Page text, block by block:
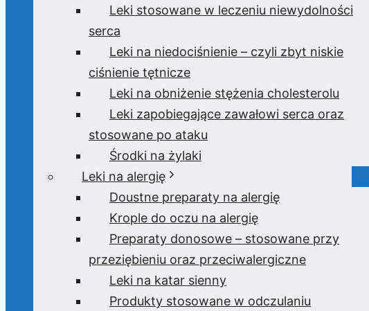
Leki stosowane w leczeniu niewydolności
serca
Leki na niedociśnienie – czyli zbyt niskie
ciśnienie tętnicze
Leki na obniżenie stężenia cholesterolu
Leki zapobiegające zawałowi serca oraz
stosowane po ataku
Środki na żylaki
Leki na alergię
Doustne preparaty na alergię
Krople do oczu na alergię
Preparaty donosowe – stosowane przy
przeziębieniu oraz przeciwalergiczne
Leki na katar sienny
Produkty stosowane w odczulaniu